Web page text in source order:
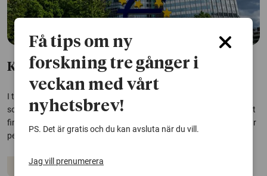
Kampen mot penningtvätt missar målet
I tre decennier har arbetet mot penningtvätt byggt på ett system
som har sett stabilt ut, men som har fungerat sämre i praktiken. Det
finns massor av riktlinjer och regler, men det är oklart om de stoppar
penningtvätt i någon större utsträckning, enligt en ny avhandling.
Ekonomi Lagstiftning
Få tips om ny
forskning tre gånger i
veckan med vårt
nyhetsbrev!
PS. Det är gratis och du kan avsluta när du vill.
Jag vill prenumerera